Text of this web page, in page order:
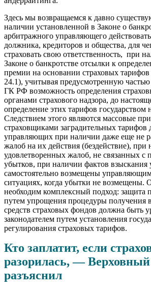
Здесь мы возвращаемся к давно
наличии установленной в Законе о
арбитражного управляющего
должника, кредиторов и общества, для
страховать свою ответственность, при
Законе о банкротстве отсылки к
премии на основании страховых тарифов
24.1), учитывая предусмотренную частью
ГК РФ возможность определения
органами страхового надзора, до
определение этих тарифов государством
Следствием этого являются массовые
страховщиками заградительных тарифов
управляющих при наличии даже еще не
жалоб на их действия (бездействие), при
удовлетворенных жалоб, не связанных с
убытков, при наличии фактов взыскания
самостоятельно возмещены
ситуациях, когда убытки не возмещены.
необходим комплексный подход: защита
путем упрощения процедуры получения
средств страховых фондов должна быть
законодателем путем установления
регулирования страховых тарифов.
Кто заплатит, если
разорилась, — Верховный
разъяснил